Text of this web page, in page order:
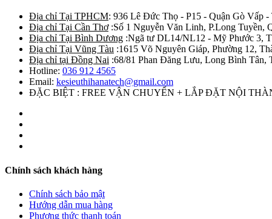
Địa chỉ Tại TPHCM: 936 Lê Đức Thọ - P15 - Quận Gò Vấp
Địa chỉ Tại Cần Thơ:Số 1 Nguyễn Văn Linh, P.Long Tuyền,
Địa chỉ Tại Bình Dương :Ngã tư DL14/NL12 - Mỹ Phước 3,
Địa chỉ Tại Vũng Tàu :1615 Võ Nguyên Giáp, Phường 12,
Địa chỉ tại Đồng Nai :68/81 Phan Đăng Lưu, Long Bình Tân,
Hotline: 036 912 4565
Email: kesieuthihanatech@gmail.com
ĐẶC BIỆT : FREE VẬN CHUYỂN + LẮP ĐẶT NỘI
Chính sách khách hàng
Chính sách bảo mật
Hướng dẫn mua hàng
Phương thức thanh toán